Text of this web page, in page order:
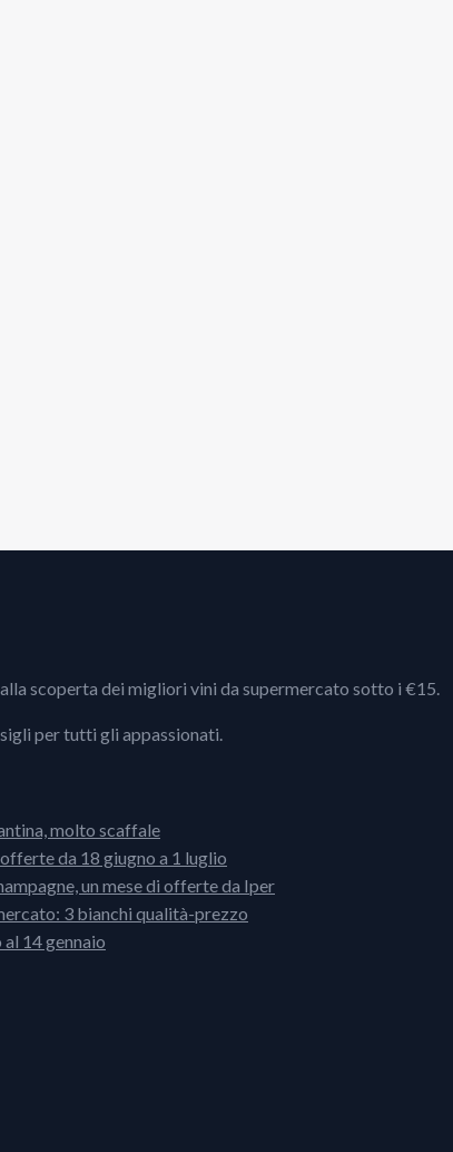
scoperta dei migliori vini da supermercato sotto i €15.
per tutti gli appassionati.
molto scaffale
da 18 giugno a 1 luglio
un mese di offerte da Iper
3 bianchi qualità-prezzo
14 gennaio